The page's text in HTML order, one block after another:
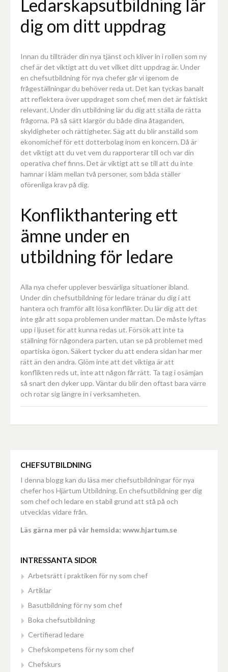
Ledarskapsutbildning lär
dig om ditt uppdrag
Innan du tillträder din nya tjänst och kliver in i rollen som ny
chef är det viktigt att du vet vilket ditt uppdrag är. Under
en chefsutbildning för nya chefer går vi igenom de
frågeställningar du behöver reda ut. Det kan tyckas banalt
att reflektera över uppdraget som chef, men det är faktiskt
relevant. Under din utbildning lär du dig att ställa de rätta
frågorna. På så sätt klargör du både dina åtaganden,
skyldigheter och rättigheter. Säg att du blir anställd som
ekonomichef för ett dotterbolag inom en koncern. Då är
det viktigt att du vet vem du rapporterar till och var din
operativa chef finns. Det är viktigt att se till att du inte
hamnar i kläm mellan två personer, som båda ställer
oförenliga krav på dig.
Konflikthantering ett
ämne under en
utbildning för ledare
Alla nya chefer upplever besvärliga situationer ibland.
Under din chefsutbildning för ledare tränar du dig i att
hantera och framför allt lösa konflikter. Du lär dig att det
inte går att sopa problemen under mattan. De måste lyftas
upp i ljuset för att kunna redas ut. Försök att inte ta
ställning för någondera parten, utan se på problemet med
opartiska ögon. Säkert tycker du att endera sidan har mer
rätt än den andra. Glöm inte att det viktiga är att
konflikten reds ut, inte att någon får rätt. Ta tag i osämjan
så snart den dyker upp. Väntar du blir den oftast bara värre
och rotar sig längre in i verksamheten.
CHEFSUTBILDNING
I denna blogg kan du läsa mer chefsutbildningar för nya
chefer hos Hjärtum Utbildning. En chefsutbildning ger dig
som chef och ledare en stabil grund att stå på och
utvecklas vidare från.
Läs gärna mer på vår hemsida: www.hjartum.se
INTRESSANTA SIDOR
Arbetsrätt i praktiken för ny som chef
Artiklar
Basutbildning för ny som chef
Boka chefsutbildning
Certifierad ledare
Chefskompetens för ny som chef
Chefskurs